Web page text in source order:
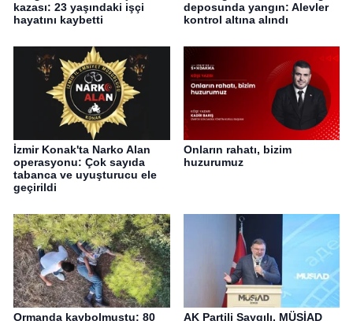
kazası: 23 yaşındaki işçi
hayatını kaybetti
deposunda yangın: Alevler
kontrol altına alındı
İzmir Konak'ta Narko Alan
operasyonu: Çok sayıda
tabanca ve uyuşturucu ele
geçirildi
Onların rahatı, bizim
huzurumuz
Ormanda kaybolmuştu: 80
AK Partili Saygılı, MÜSİAD